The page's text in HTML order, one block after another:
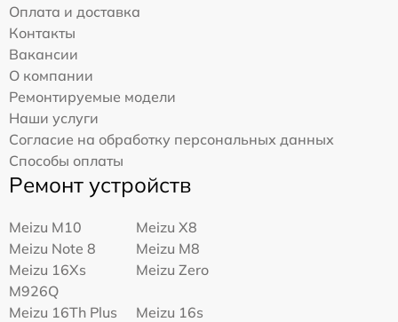
Оплата и доставка
Контакты
Вакансии
О компании
Ремонтируемые модели
Наши услуги
Согласие на обработку персональных данных
Способы оплаты
Ремонт устройств
Meizu M10
Meizu X8
Meizu Note 8
Meizu M8
Meizu 16Xs
M926Q
Meizu Zero
Meizu 16Th Plus
Meizu 16s